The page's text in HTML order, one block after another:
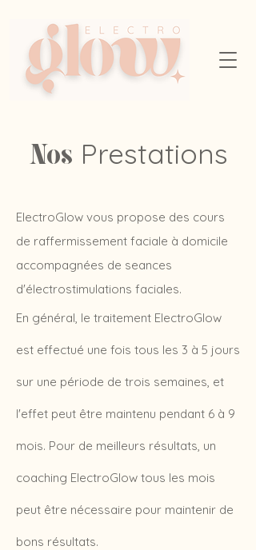
Nos Prestations
ElectroGlow vous propose des cours
de raffermissement faciale à domicile
accompagnées de seances
d'électrostimulations faciales.
En général, le traitement ElectroGlow
est effectué une fois tous les 3 à 5 jours
sur une période de trois semaines, et
l'effet peut être maintenu pendant 6 à 9
mois. Pour de meilleurs résultats, un
coaching ElectroGlow tous les mois
peut être nécessaire pour maintenir de
bons résultats.